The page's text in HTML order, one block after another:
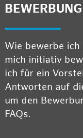
BEWERBUNG
Wie bewerbe ich
mich initiativ
ich für ein
Antworten auf
um den
FAQs.